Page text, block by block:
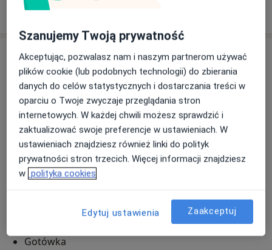
laboratoryjne jak i techniki operacyjne. Odbyłem
zagranicznych i polskich.
telefon/sms w sprawach ważnych dla pacjentki:
Istnieje możliwość wizyty w dni wolne od pracy po
uprzednim zgłoszeniu się.
W jaki sposób ustalane są ceny?
Adres
Gabinet Lekarski
Stawiszyńska 10,62-800Kalisz
Powiększ mapęotwiera się w nowej karcie
Dostępność
Metody płatności (wizyty prywatne)
Gotówka
Szanujemy Twoją prywatność
Akceptując, pozwalasz nam i naszym partnerom używać
plików cookie (lub podobnych technologii) do zbierania
danych do celów statystycznych i dostarczania treści w
oparciu o Twoje zwyczaje przeglądania stron
internetowych. W każdej chwili możesz sprawdzić i
zaktualizować swoje preferencje w ustawieniach. W
ustawieniach znajdziesz również linki do polityk
prywatności stron trzecich. Więcej informacji znajdziesz
w polityka cookies
Edytuj ustawienia Zaakceptuj